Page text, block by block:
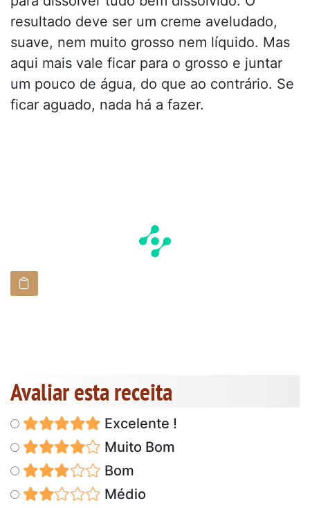
resultado deve ser um creme aveludado,
suave, nem muito grosso nem líquido. Mas
aqui mais vale ficar para o grosso e juntar
um pouco de água, do que ao contrário. Se
ficar aguado, nada há a fazer.
Avaliar esta receita
Excelente !
Muito Bom
Bom
Médio